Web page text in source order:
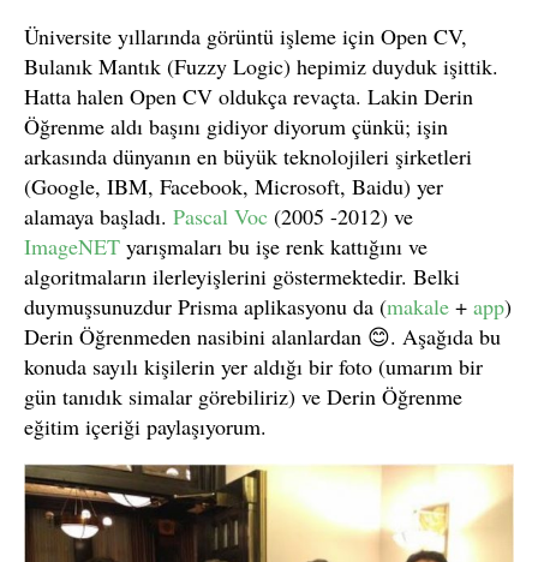
Üniversite yıllarında görüntü işleme için Open CV,
Bulanık Mantık (Fuzzy Logic) hepimiz duyduk işittik.
Hatta halen Open CV oldukça revaçta. Lakin Derin
Öğrenme aldı başını gidiyor diyorum çünkü; işin
arkasında dünyanın en büyük teknolojileri şirketleri
(Google, IBM, Facebook, Microsoft, Baidu) yer
alamaya başladı. Pascal Voc (2005 -2012) ve
ImageNET yarışmaları bu işe renk kattığını ve
algoritmaların ilerleyişlerini göstermektedir. Belki
duymuşsunuzdur Prisma aplikasyonu da (makale + app)
Derin Öğrenmeden nasibini alanlardan 😊. Aşağıda bu
konuda sayılı kişilerin yer aldığı bir foto (umarım bir
gün tanıdık simalar görebiliriz) ve Derin Öğrenme
eğitim içeriği paylaşıyorum.